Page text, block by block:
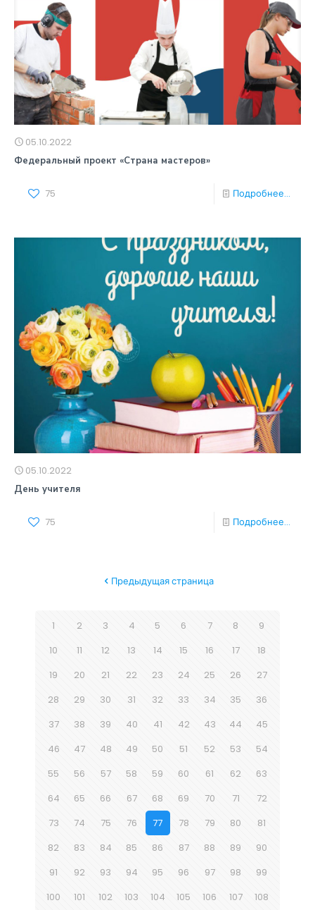
05.10.2022
Федеральный проект «Страна мастеров»
75 Подробнее...
05.10.2022
День учителя
75 Подробнее...
Предыдущая страница
1 2 3 4 5 6 7 8
9
10
11 12 13 14 15 16 17
18
19
20 21 22 23 24 25 26
27
28
29 30 31 32 33 34 35
36
37
38 39 40 41 42 43 44
45
46
47 48 49 50 51 52 53
54
55
56 57 58 59 60 61 62
63
64
65 66 67 68 69 70 71
72
73
74 75 76 77 78 79 80
81
82
83 84 85 86 87 88 89
90
91
92 93 94 95 96 97 98
99
100
101 102 103 104 105 106 107 108